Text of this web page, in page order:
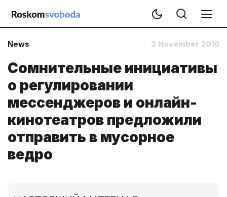
News 3 November 2016
Сомнительные инициативы
о регулировании
мессенджеров и онлайн-
кинотеатров предложили
отправить в мусорное
ведро